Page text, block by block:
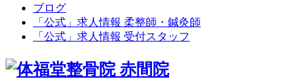
ブログ
「公式」求人情報 柔整師・鍼灸師
「公式」求人情報 受付スタッフ